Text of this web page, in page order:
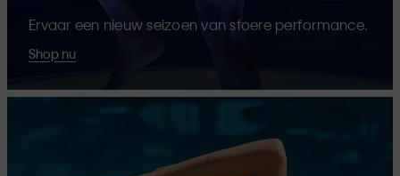
Ervaar een nieuw seizoen van stoere performance.
Shop nu